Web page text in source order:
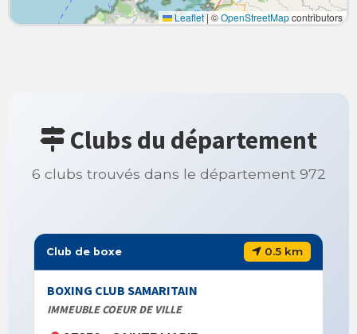
Leaflet|©OpenStreetMapcontributors
Clubs du département
6 clubs trouvés dans le département 972
Club de boxe 0.5 km
BOXING CLUB SAMARITAIN
IMMEUBLE COEUR DE VILLE